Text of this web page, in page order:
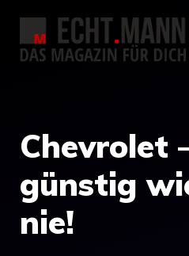
Inhalt
springen
Chevrolet
günstig
nie!